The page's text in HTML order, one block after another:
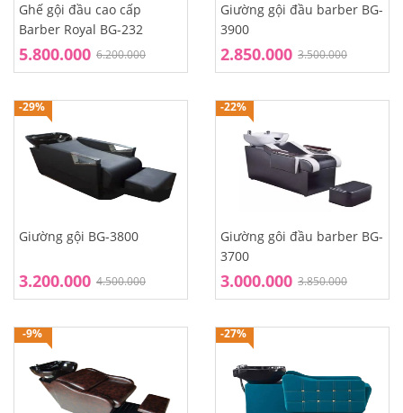
Ghế gội đầu cao cấp
Barber Royal BG-232
6.200.000
5.800.000
Giường gội đầu barber BG-
3900
3.500.000
2.850.000
-29%
Giường gội BG-3800
4.500.000
3.200.000
-22%
Giường gôi đầu barber BG-
3700
3.850.000
3.000.000
-9% -27%